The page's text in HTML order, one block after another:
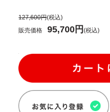
127,600円(税込)
販売価格
95,700円(税込)